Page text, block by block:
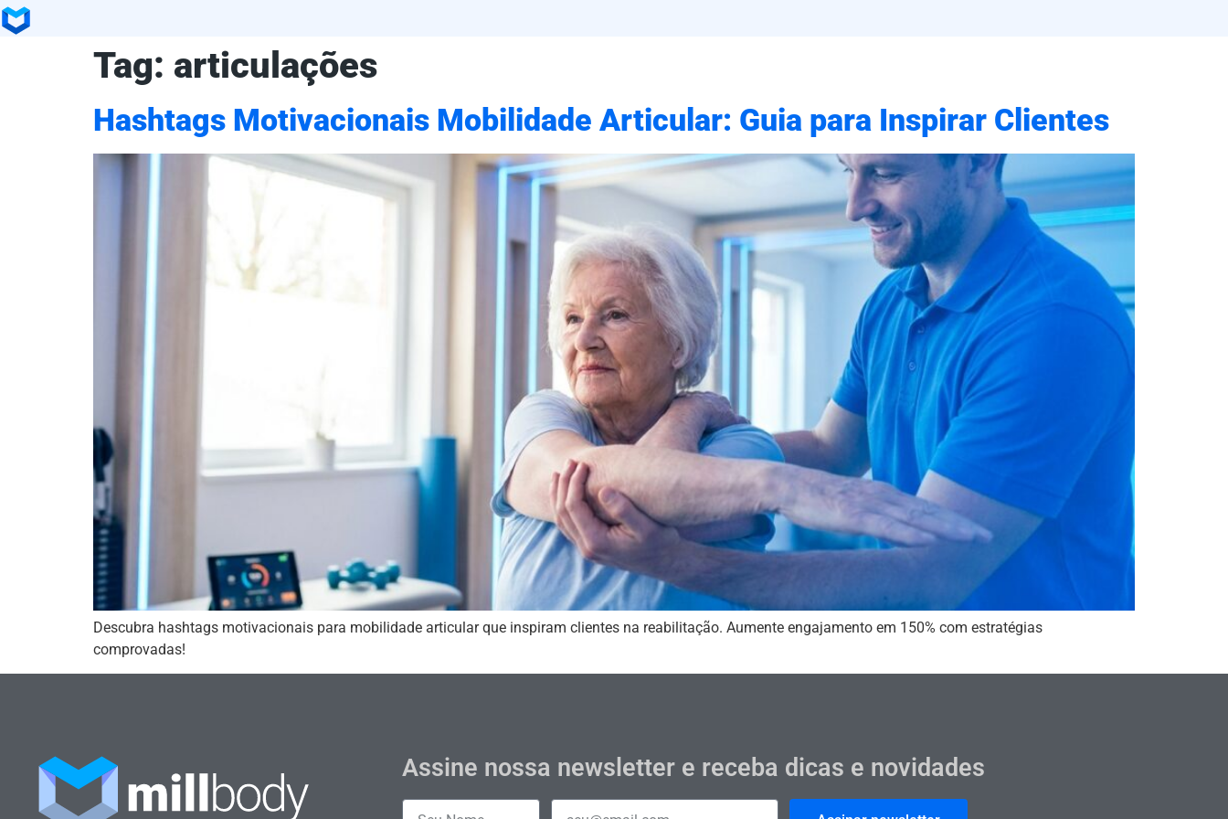
Tag: articulações
Hashtags Motivacionais Mobilidade Articular: Guia para Inspirar Clientes
Descubra hashtags motivacionais para mobilidade articular que inspiram clientes na reabilitação. Aumente engajamento em 150% com estratégias
comprovadas!
Assine nossa newsletter e receba dicas e novidades